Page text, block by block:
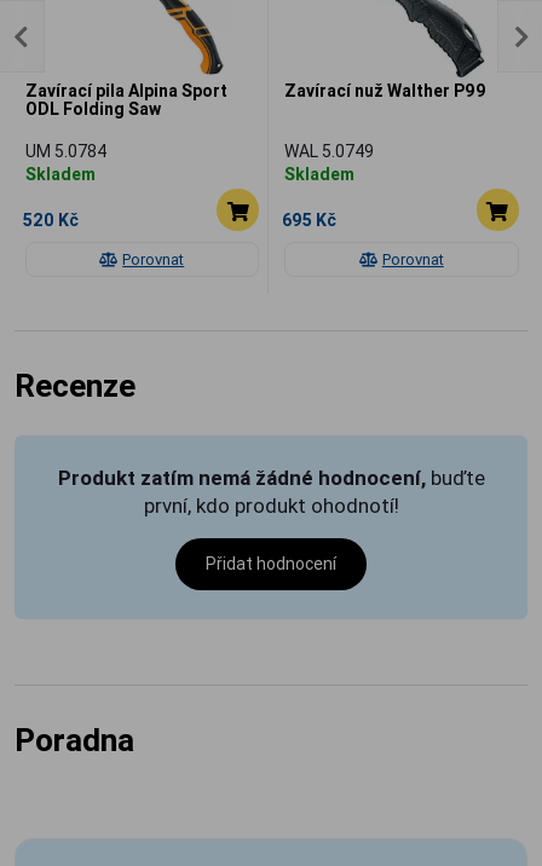
Porovnat
Zavírací pila Alpina Sport
ODL Folding Saw
UM 5.0784
Skladem
520 Kč
Porovnat
Zavírací nuž Walther P99
WAL 5.0749
Skladem
695 Kč
Recenze
Produkt zatím nemá žádné hodnocení, buďte
první, kdo produkt ohodnotí!
Přidat hodnocení
Poradna